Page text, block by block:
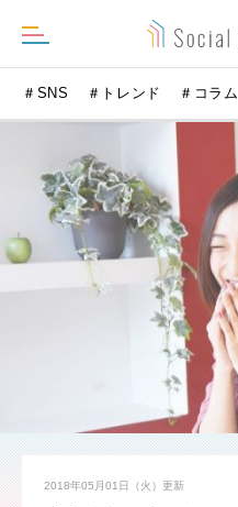
＃SNS ＃トレンド ＃コラム
2018年05月01日（火） 更新